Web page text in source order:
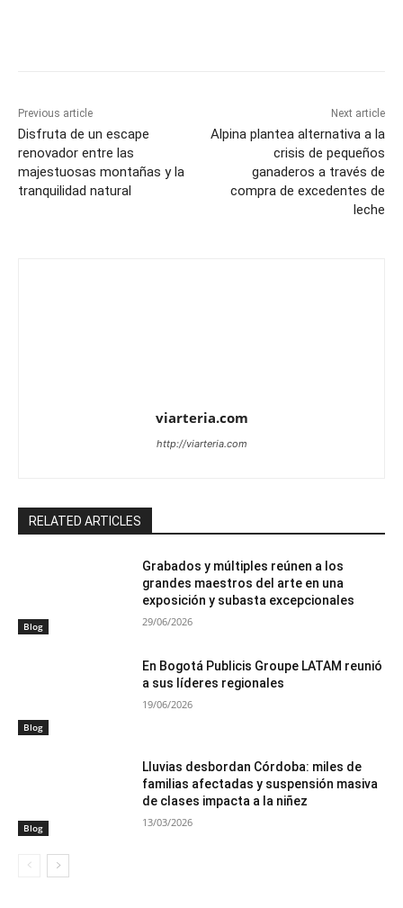
Previous article
Disfruta de un escape
renovador entre las
majestuosas montañas y la
tranquilidad natural
Next article
Alpina plantea alternativa a la
crisis de pequeños
ganaderos a través de
compra de excedentes de
leche
viarteria.com
http://viarteria.com
RELATED ARTICLES
Blog
Grabados y múltiples reúnen a los
grandes maestros del arte en una
exposición y subasta excepcionales
29/06/2026
Blog
En Bogotá Publicis Groupe LATAM reunió
a sus líderes regionales
19/06/2026
Blog
Lluvias desbordan Córdoba: miles de
familias afectadas y suspensión masiva
de clases impacta a la niñez
13/03/2026